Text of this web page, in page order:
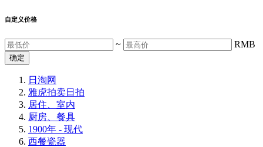
自定义价格
~ RMB
确定
日淘网
雅虎拍卖日拍
居住、室内
厨房、餐具
1900年 - 现代
西餐瓷器